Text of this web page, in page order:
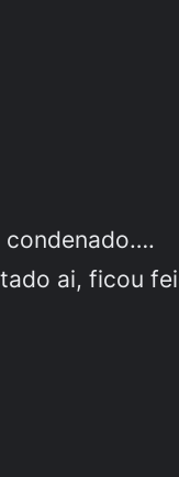
condenado….
ai, ficou